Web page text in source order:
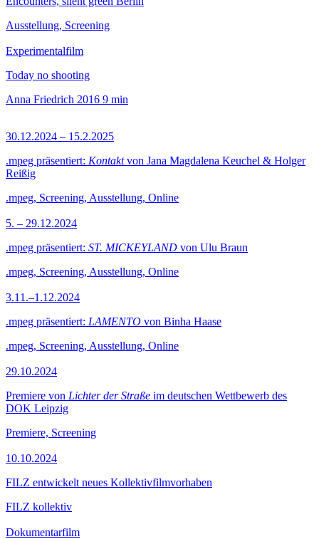
Ausstellung, Screening
Experimentalfilm
Today no shooting
Anna Friedrich 2016 9 min
30.12.2024 – 15.2.2025
.mpeg präsentiert: Kontaktvon Jana Magdalena Keuchel & Holger
Reißig
.mpeg, Screening, Ausstellung, Online
5. – 29.12.2024
.mpeg präsentiert: ST. MICKEYLAND von Ulu Braun
.mpeg, Screening, Ausstellung, Online
3.11.–1.12.2024
.mpeg präsentiert: LAMENTO von Binha Haase
.mpeg, Screening, Ausstellung, Online
29.10.2024
Premiere von Lichter der Straße im deutschen Wettbewerb des
DOK Leipzig
Premiere, Screening
10.10.2024
FILZ entwickelt neues Kollektivfilmvorhaben
FILZ kollektiv
Dokumentarfilm